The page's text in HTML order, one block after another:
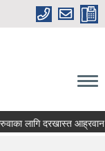
लागि दरखास्त आह्रवान